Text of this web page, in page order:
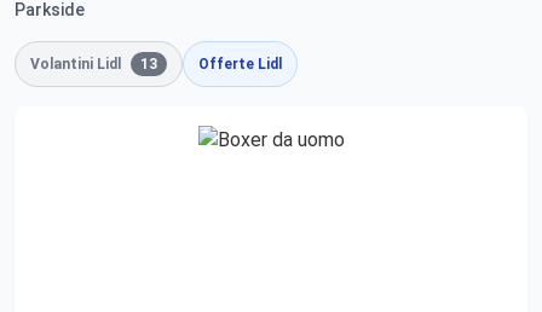
Parkside
Volantini Lidl 13 Offerte Lidl